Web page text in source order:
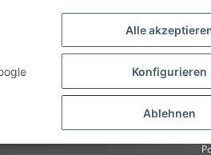
Alle
Konfigurieren
Ablehnen